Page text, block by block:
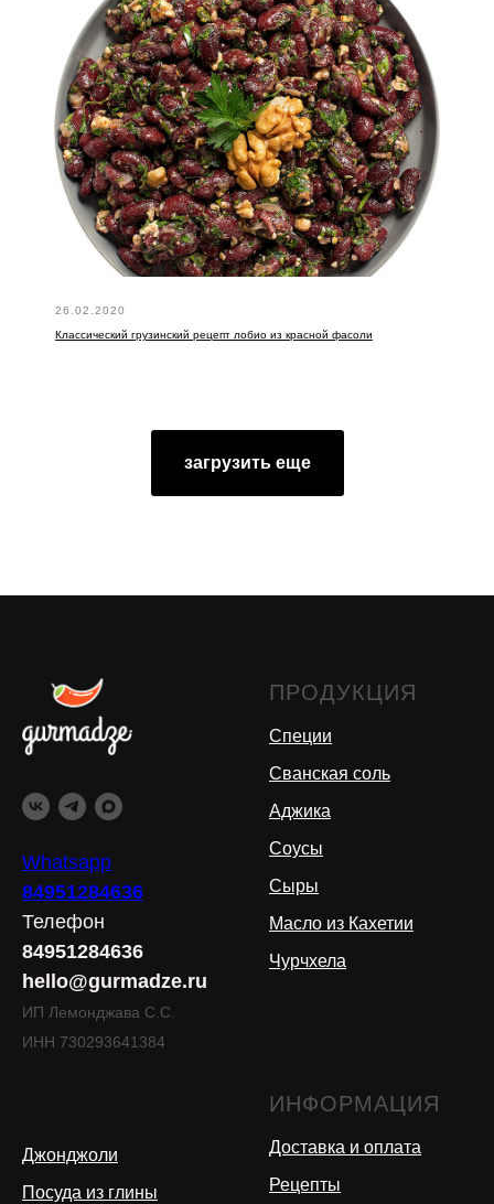
26.02.2020
Классический грузинский рецепт лобио из красной фасоли
загрузить еще
Whatsapp
84951284636
Телефон
84951284636
hello@gurmadze.ru
ИП Лемонджава С.С.
ИНН 730293641384
ПРОДУКЦИЯ
Специи
Сванская соль
Аджика
Соусы
Сыры
Масло из Кахетии
Чурчхела
Джонджоли
Посуда из глины
ИНФОРМАЦИЯ
Доставка и оплата
Рецепты